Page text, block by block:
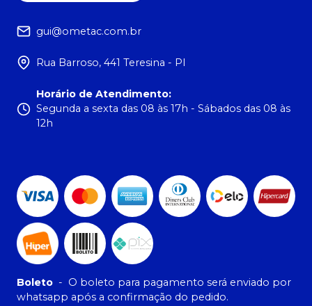
gui@ometac.com.br
Rua Barroso, 441 Teresina - PI
Horário de Atendimento:
Segunda a sexta das 08 às 17h - Sábados das 08 às
12h
Boleto - O boleto para pagamento será enviado por
whatsapp após a confirmação do pedido.